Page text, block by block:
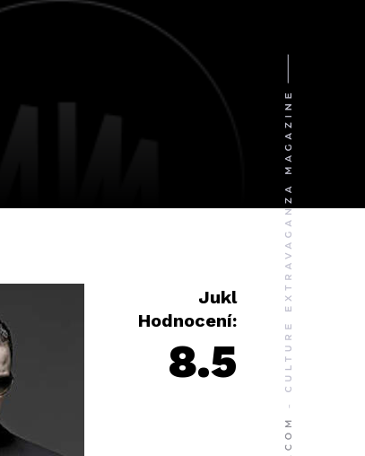
Jukl
Hodnocení:
8.5